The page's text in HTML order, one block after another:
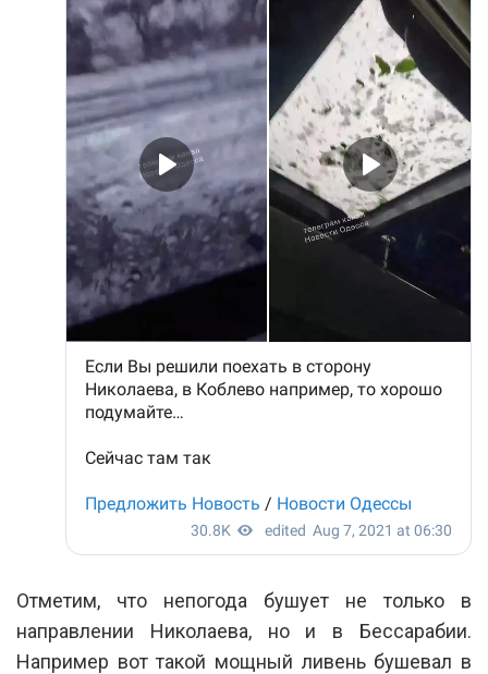
Отметим, что непогода бушует не только в
направлении Николаева, но и в Бессарабии.
Например вот такой мощный ливень бушевал в